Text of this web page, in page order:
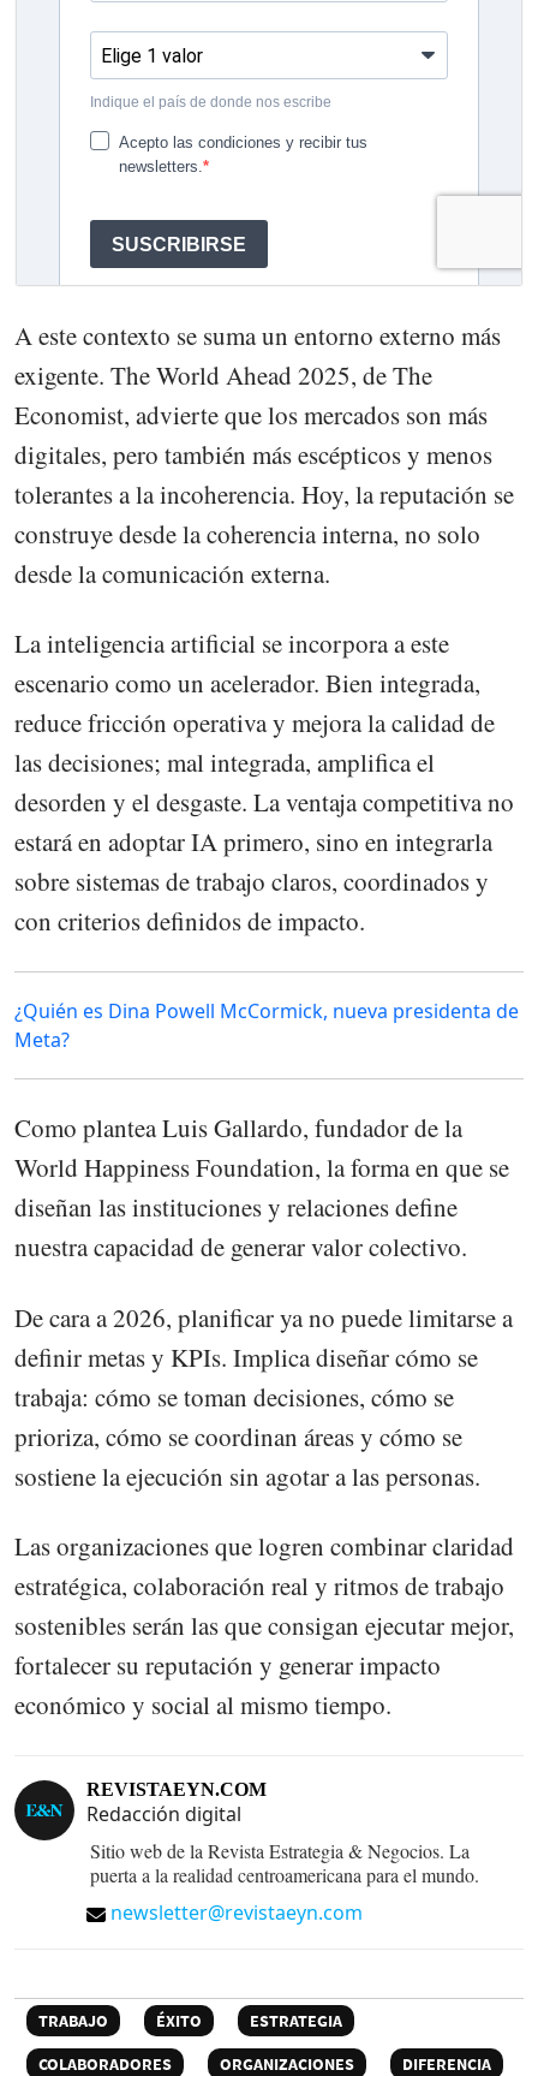
A este contexto se suma un entorno externo más
exigente. The World Ahead 2025, de The
Economist, advierte que los mercados son más
digitales, pero también más escépticos y menos
tolerantes a la incoherencia. Hoy, la reputación se
construye desde la coherencia interna, no solo
desde la comunicación externa.
La inteligencia artificial se incorpora a este
escenario como un acelerador. Bien integrada,
reduce fricción operativa y mejora la calidad de
las decisiones; mal integrada, amplifica el
desorden y el desgaste. La ventaja competitiva no
estará en adoptar IA primero, sino en integrarla
sobre sistemas de trabajo claros, coordinados y
con criterios definidos de impacto.
¿Quién es Dina Powell McCormick, nueva presidenta de
Meta?
Como plantea Luis Gallardo, fundador de la
World Happiness Foundation, la forma en que se
diseñan las instituciones y relaciones define
nuestra capacidad de generar valor colectivo.
De cara a 2026, planificar ya no puede limitarse a
definir metas y KPIs. Implica diseñar cómo se
trabaja: cómo se toman decisiones, cómo se
prioriza, cómo se coordinan áreas y cómo se
sostiene la ejecución sin agotar a las personas.
Las organizaciones que logren combinar claridad
estratégica, colaboración real y ritmos de trabajo
sostenibles serán las que consigan ejecutar mejor,
fortalecer su reputación y generar impacto
económico y social al mismo tiempo.
REVISTAEYN.COM
Redacción digital
Sitio web de la Revista Estrategia & Negocios. La
puerta a la realidad centroamericana para el mundo.
newsletter@revistaeyn.com
TRABAJO ÉXITO
ESTRATEGIA
COLABORADORES
ORGANIZACIONES DIFERENCIA